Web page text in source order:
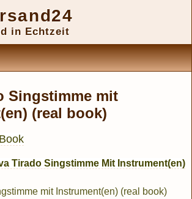
in Echtzeit
Singstimme mit
(real book)
Tirado Singstimme Mit Instrument(en)